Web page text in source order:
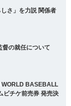
さ」を力説 関係者
督の就任について
WORLD BASEBALL
チケ前売券 発売決